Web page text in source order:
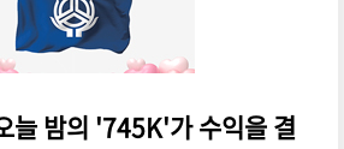
늘 밤의 '745K'가 수익을 결